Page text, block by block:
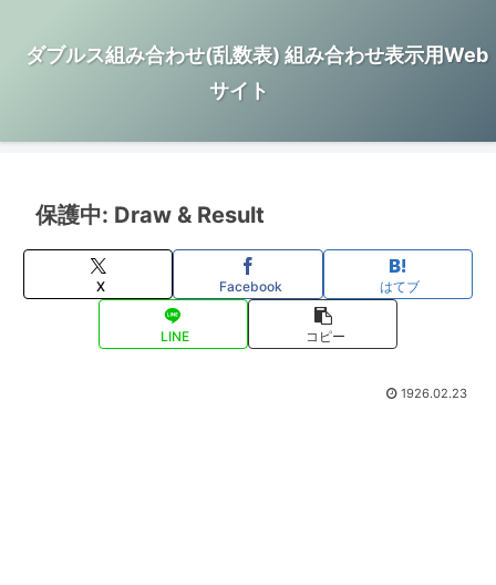
ダブルス組み合わせ(乱数表) 組み合わせ表示用Web
サイト
保護中: Draw & Result
X Facebook はてブ
LINE コピー
1926.02.23